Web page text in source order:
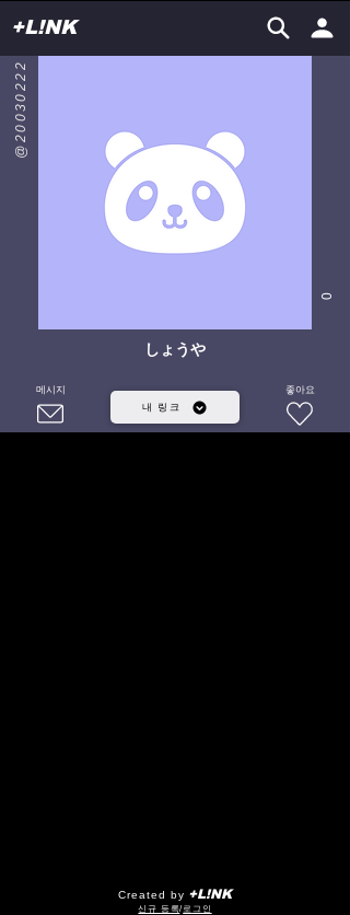
+L!NK
@20030222
0
しょうや
메시지
내 링크
좋아요
Created by +L!NK
​신규 등록/로그인